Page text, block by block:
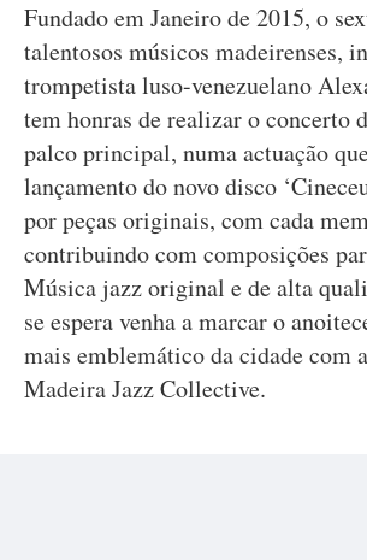
Fundado em Janeiro de 2015, o
talentosos músicos madeirenses,
trompetista luso-venezuelano
tem honras de realizar o concerto
palco principal, numa actuação
lançamento do novo disco
por peças originais, com cada
contribuindo com composições
Música jazz original e de alta
se espera venha a marcar o
mais emblemático da cidade com
Madeira Jazz Collective.